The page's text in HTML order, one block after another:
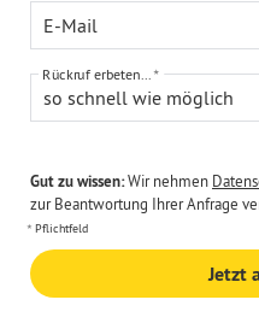
E-Mail
so schnell wie möglich
Rückruf erbeten...
Gut zu wissen:Wir nehmen
zur Beantwortung Ihrer Anfrage
Pflichtfeld
Jetzt